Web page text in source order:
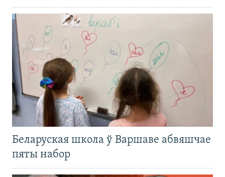
Беларуская школа ў Варшаве абвяшчае
пяты набор